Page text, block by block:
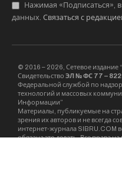
Нажимая «Подписаться»,
данных. Связаться с
© 2016 – 2026, Сетевое издание
Свидетельство ЭЛ № ФС 77 –
Федеральной службой по
технологий и массовых
Информации”
Материалы, публикуемые на
зрения их авторов и не всегда
интернет-журнала SIBRU.COM
обязана это делать. Все права